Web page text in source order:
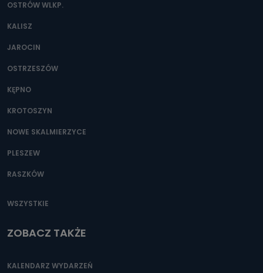
OSTRÓW WLKP.
KALISZ
JAROCIN
OSTRZESZÓW
KĘPNO
KROTOSZYN
NOWE SKALMIERZYCE
PLESZEW
RASZKÓW
WSZYSTKIE
ZOBACZ TAKŻE
KALENDARZ WYDARZEŃ